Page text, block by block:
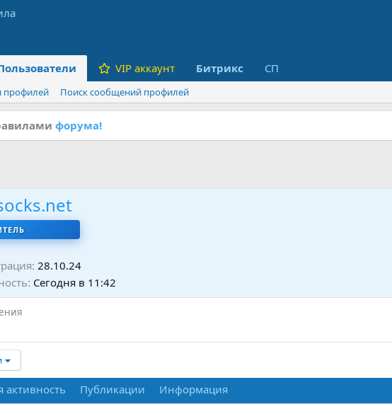
VIP аккаунт Битрикс СП
профилей Поиск сообщений профилей
форума!
28.10.24
Сегодня в 11:42
активность Публикации Информация